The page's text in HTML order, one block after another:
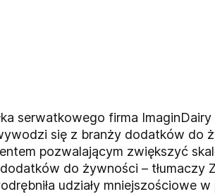
serwatkowego firma
się z branży dodatków do
pozwalającym zwiększyć
do żywności – tłumaczy
udziały mniejszościowe